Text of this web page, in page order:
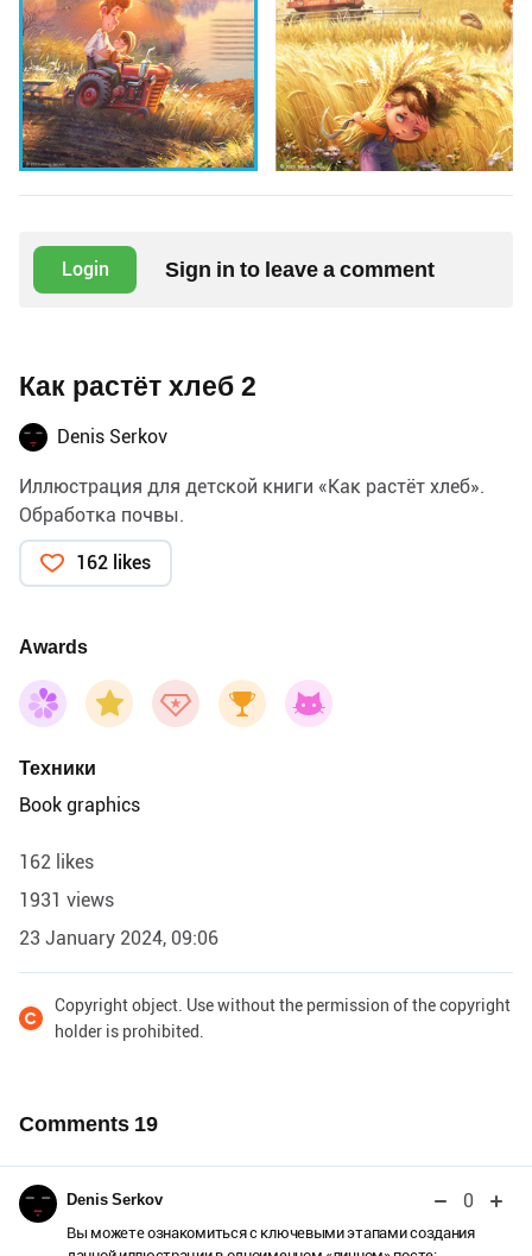
Login Sign in to leave a comment
Как растёт хлеб 2
Denis Serkov
Иллюстрация для детской книги «Как растёт хлеб».
Обработка почвы.
162 likes
Awards
Техники
Book graphics
162 likes
1931 views
23 January 2024, 09:06
Copyright object. Use without the permission of the copyright
holder is prohibited.
Comments 19
Denis Serkov 0
Вы можете ознакомиться с ключевыми этапами создания